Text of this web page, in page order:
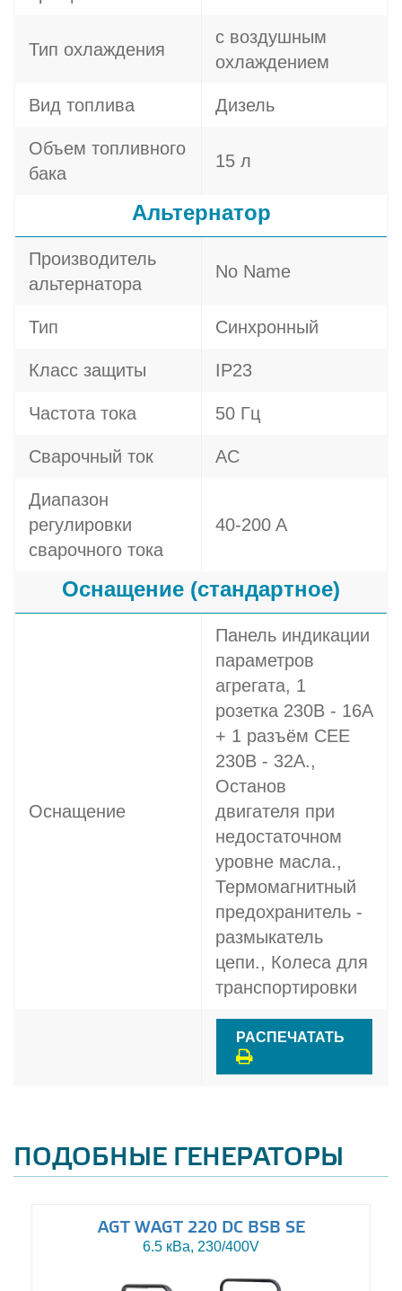
Тип охлаждения
с воздушным
охлаждением
Вид топлива Дизель
Объем топливного
бака
15 л
Альтернатор
Производитель
альтернатора
No Name
Тип Синхронный
Класс защиты IP23
Частота тока 50 Гц
Сварочный ток AC
Диапазон
регулировки
сварочного тока
40-200 A
Оснащение (стандартное)
Оснащение
Панель индикации
параметров
агрегата, 1
розетка 230В - 16A
+ 1 разъём СЕЕ
230В - 32A.,
Останов
двигателя при
недостаточном
уровне масла.,
Термомагнитный
предохранитель -
размыкатель
цепи., Колеса для
транспортировки
РАСПЕЧАТАТЬ
ПОДОБНЫЕ ГЕНЕРАТОРЫ
AGT WAGT 220 DC BSB SE
6.5 кВа, 230/400V